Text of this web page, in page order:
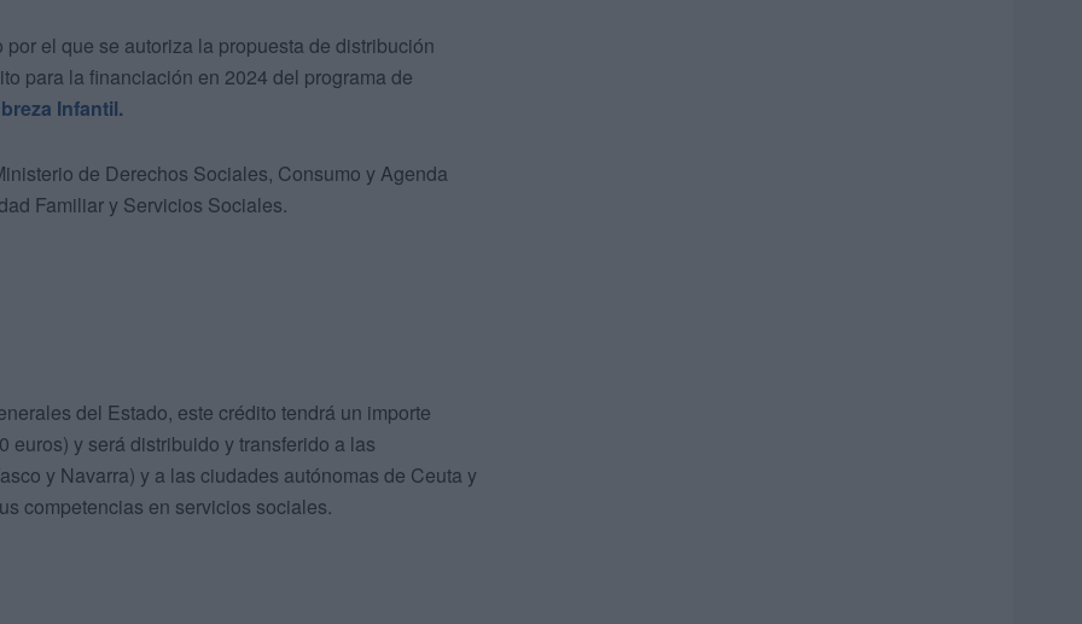
el que se autoriza la propuesta de distribución
para la financiación en 2024 del programa de
Infantil.
de Derechos Sociales, Consumo y Agenda
Familiar y Servicios Sociales.
del Estado, este crédito tendrá un importe
y será distribuido y transferido a las
y Navarra) y a las ciudades autónomas de Ceuta y
competencias en servicios sociales.